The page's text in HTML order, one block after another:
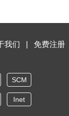
司
限责任公司
我们
免费注册
SCM
Inet